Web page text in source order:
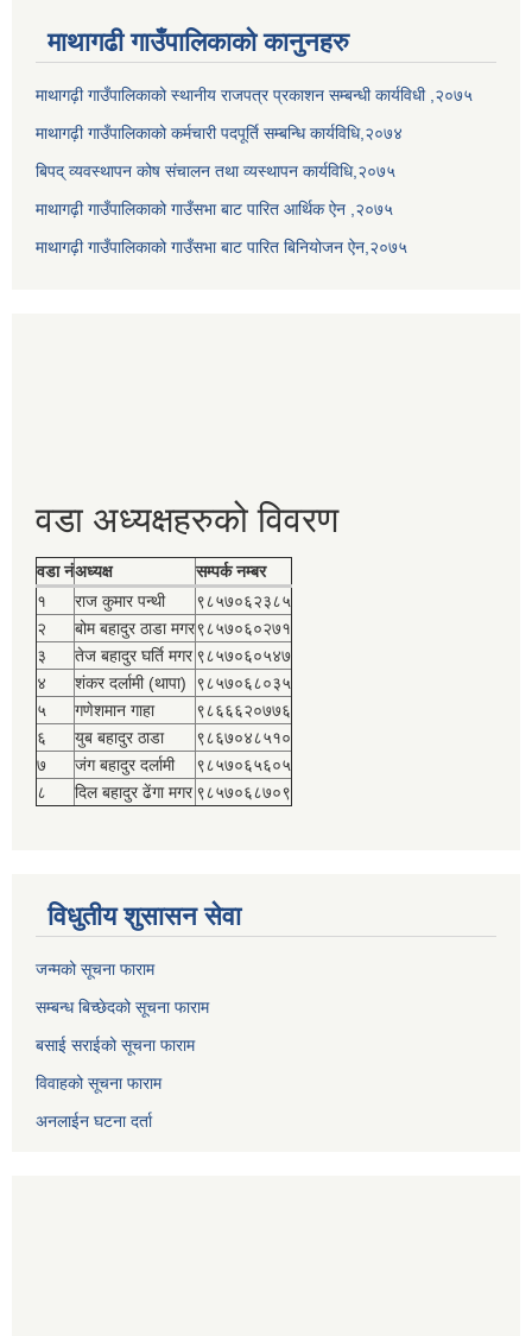
माथागढी गाउँपालिकाको कानुनहरु
माथागढ़ी गाउँपालिकाको स्थानीय राजपत्र प्रकाशन सम्बन्धी कार्यविधी ,२०७५
माथागढ़ी गाउँपालिकाको कर्मचारी पदपूर्ति सम्बन्धि कार्यविधि,२०७४
बिपद् व्यवस्थापन कोष संचालन तथा व्यस्थापन कार्यविधि,२०७५
माथागढ़ी गाउँपालिकाको गाउँसभा बाट पारित आर्थिक ऐन ,२०७५
माथागढ़ी गाउँपालिकाको गाउँसभा बाट पारित बिनियोजन ऐन,२०७५
वडा अध्यक्षहरुको विवरण
वडा नंअध्यक्ष
सम्पर्क नम्बर
१
राज कुमार पन्थी
९८५७०६२३८५
२
बोम बहादुर ठाडा मगर९८५७०६०२७१
३
तेज बहादुर घर्ति मगर ९८५७०६०५४७
४
शंकर दर्लामी (थापा)
९८५७०६८०३५
५
गणेशमान गाहा
९८६६६२०७७६
६
युब बहादुर ठाडा
९८६७०४८५१०
७
जंग बहादुर दर्लामी
९८५७०६५६०५
८
दिल बहादुर ढेंगा मगर ९८५७०६८७०९
विधुतीय शुसासन सेवा
जन्मको सूचना फाराम
सम्बन्ध बिच्छेदको सूचना फाराम
बसाई सराईको सूचना फाराम
विवाहको सूचना फाराम
अनलाईन घटना दर्ता